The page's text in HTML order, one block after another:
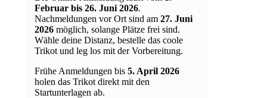
Februar bis 26. Juni 2026.
Nachmeldungen vor Ort sind am 27. Juni
2026 möglich, solange Plätze frei sind.
Wähle deine Distanz, bestelle das coole
Trikot und leg los mit der Vorbereitung.
Frühe Anmeldungen bis 5. April 2026
holen das Trikot direkt mit den
Startunterlagen ab.